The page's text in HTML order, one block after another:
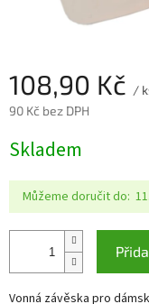
108,90 Kč /
90 Kč bez DPH
cena:
Skladem
Můžeme doručit do:
Vonná závěska pro